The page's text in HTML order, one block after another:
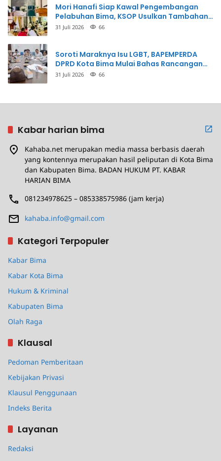
Mori Hanafi Siap Kawal Pengembangan
Pelabuhan Bima, KSOP Usulkan Tambahan
Dermaga Rp400 Miliar
31 Juli 2026 66
Soroti Maraknya Isu LGBT, BAPEMPERDA
DPRD Kota Bima Mulai Bahas Rancangan
Perda Pencegahan
31 Juli 2026 66
Kabar harian bima
Kahaba.net merupakan media massa berbasis daerah
yang kontennya merupakan hasil peliputan di Kota Bima
dan Kabupaten Bima. BADAN HUKUM PT. KABAR
HARIAN BIMA
081234978625 – 085338575986 (jam kerja)
kahaba.info@gmail.com
Kategori Terpopuler
Kabar Bima
Kabar Kota Bima
Hukum & Kriminal
Kabupaten Bima
Olah Raga
Klausal
Pedoman Pemberitaan
Kebijakan Privasi
Klausul Penggunaan
Indeks Berita
Layanan
Redaksi